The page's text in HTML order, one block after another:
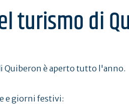
turismo di
Quiberon è aperto tutto l'anno.
e giorni festivi: